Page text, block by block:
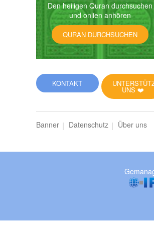
Den heiligen Quran durchsuchen
und onlien anhören
QURAN DURCHSUCHEN
UNS ❤️
KONTAKT
Banner Datenschutz Über uns